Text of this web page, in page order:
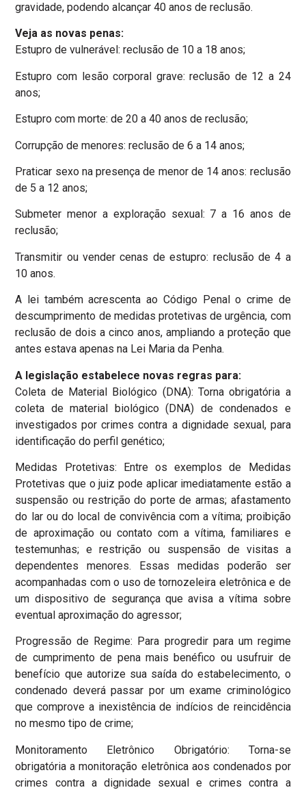
gravidade, podendo alcançar 40 anos de reclusão.
Veja as novas penas:
Estupro de vulnerável: reclusão de 10 a 18 anos;
Estupro com lesão corporal grave: reclusão de 12 a 24
anos;
Estupro com morte: de 20 a 40 anos de reclusão;
Corrupção de menores: reclusão de 6 a 14 anos;
Praticar sexo na presença de menor de 14 anos: reclusão
de 5 a 12 anos;
Submeter menor a exploração sexual: 7 a 16 anos de
reclusão;
Transmitir ou vender cenas de estupro: reclusão de 4 a
10 anos.
A lei também acrescenta ao Código Penal o crime de
descumprimento de medidas protetivas de urgência, com
reclusão de dois a cinco anos, ampliando a proteção que
antes estava apenas na Lei Maria da Penha.
A legislação estabelece novas regras para:
Coleta de Material Biológico (DNA): Torna obrigatória a
coleta de material biológico (DNA) de condenados e
investigados por crimes contra a dignidade sexual, para
identificação do perfil genético;
Medidas Protetivas: Entre os exemplos de Medidas
Protetivas que o juiz pode aplicar imediatamente estão a
suspensão ou restrição do porte de armas; afastamento
do lar ou do local de convivência com a vítima; proibição
de aproximação ou contato com a vítima, familiares e
testemunhas; e restrição ou suspensão de visitas a
dependentes menores. Essas medidas poderão ser
acompanhadas com o uso de tornozeleira eletrônica e de
um dispositivo de segurança que avisa a vítima sobre
eventual aproximação do agressor;
Progressão de Regime: Para progredir para um regime
de cumprimento de pena mais benéfico ou usufruir de
benefício que autorize sua saída do estabelecimento, o
condenado deverá passar por um exame criminológico
que comprove a inexistência de indícios de reincidência
no mesmo tipo de crime;
Monitoramento Eletrônico Obrigatório: Torna-se
obrigatória a monitoração eletrônica aos condenados por
crimes contra a dignidade sexual e crimes contra a